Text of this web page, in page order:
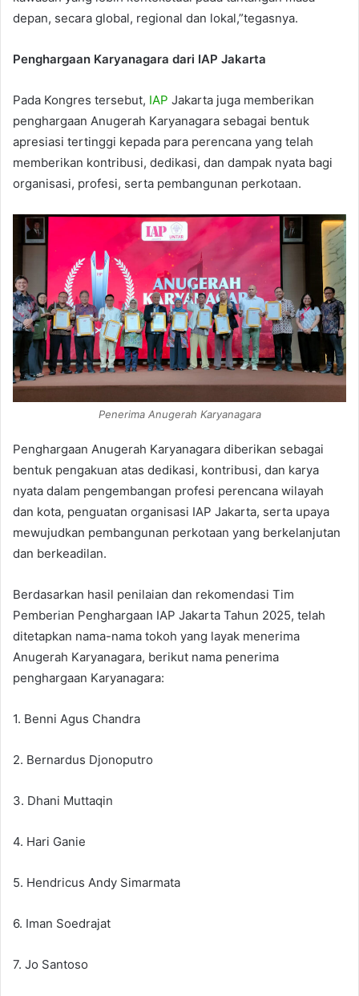
depan, secara global, regional dan lokal,”tegasnya.
Penghargaan Karyanagara dari IAP Jakarta
Pada Kongres tersebut, IAP Jakarta juga memberikan
penghargaan Anugerah Karyanagara sebagai bentuk
apresiasi tertinggi kepada para perencana yang telah
memberikan kontribusi, dedikasi, dan dampak nyata bagi
organisasi, profesi, serta pembangunan perkotaan.
Penerima Anugerah Karyanagara
Penghargaan Anugerah Karyanagara diberikan sebagai
bentuk pengakuan atas dedikasi, kontribusi, dan karya
nyata dalam pengembangan profesi perencana wilayah
dan kota, penguatan organisasi IAP Jakarta, serta upaya
mewujudkan pembangunan perkotaan yang berkelanjutan
dan berkeadilan.
Berdasarkan hasil penilaian dan rekomendasi Tim
Pemberian Penghargaan IAP Jakarta Tahun 2025, telah
ditetapkan nama-nama tokoh yang layak menerima
Anugerah Karyanagara, berikut nama penerima
penghargaan Karyanagara:
1. Benni Agus Chandra
2. Bernardus Djonoputro
3. Dhani Muttaqin
4. Hari Ganie
5. Hendricus Andy Simarmata
6. Iman Soedrajat
7. Jo Santoso